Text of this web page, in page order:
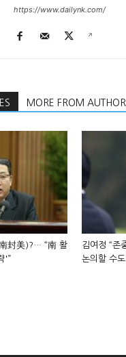
https://www.dailynk.com/
MORE FROM AUTHOR
封美)?… “南 활
'”
김여정 “존
논의할 수도